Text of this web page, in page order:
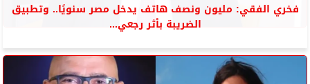
فخري الفقي: مليون ونصف هاتف يدخل مصر سنويًا.. وتطبيق
الضريبة بأثر رجعي...